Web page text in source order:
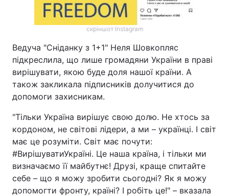
скріншот Instagram
Ведуча "Сніданку з 1+1" Неля Шовкопляс
підкреслила, що лише громадяни України в праві
вирішувати, якою буде доля нашої країни. А
також закликала підписників долучитися до
допомоги захисникам.
"Тільки Україна вирішує свою долю. Не хтось за
кордоном, не світові лідери, а ми – українці. І світ
має це розуміти. Світ має почути:
#ВирішуватиУкраїні. Це наша країна, і тільки ми
визначаємо її майбутнє! Друзі, краще спитайте
себе – що я можу зробити сьогодні? Як я можу
допомогти фронту, країні? І робіть це!" – вказала